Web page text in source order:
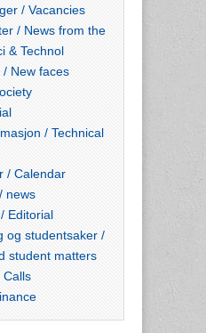
/ Vacancies
/ News from the
& Technol
/ New faces
/ Technical
/ Calendar
news
Editorial
og studentsaker /
student matters
Calls